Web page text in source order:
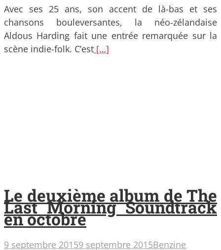
Avec ses 25 ans, son accent de là-bas et ses
chansons bouleversantes, la néo-zélandaise
Aldous Harding fait une entrée remarquée sur la
scène indie-folk. C’est […]
Le deuxième album de The
Last Morning Soundtrack
en octobre
9 septembre 20159 septembre 2015Benzine